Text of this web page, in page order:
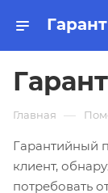
Главная —
Гарантийный
клиент,
потребовать